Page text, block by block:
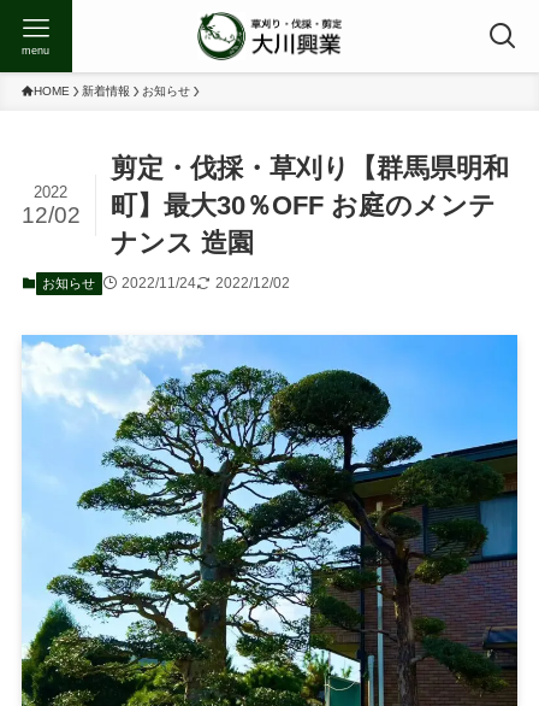
menu
HOME 新着情報 お知らせ
剪定・伐採・草刈り【群馬県明和
町】最大30％OFF お庭のメンテ
ナンス 造園
2022
12/02
お知らせ 2022/11/24 2022/12/02